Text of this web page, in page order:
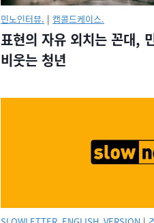
민노인터뷰. | 캡콜드케이스.
표현의 자유 외치는 꼰대,
비웃는 청년